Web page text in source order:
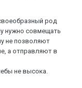
род
нужно совмещать
не позволяют
а отправляют в
не высока.